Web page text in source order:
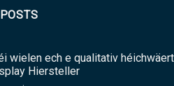
wielen ech e qualitativ
Hiersteller